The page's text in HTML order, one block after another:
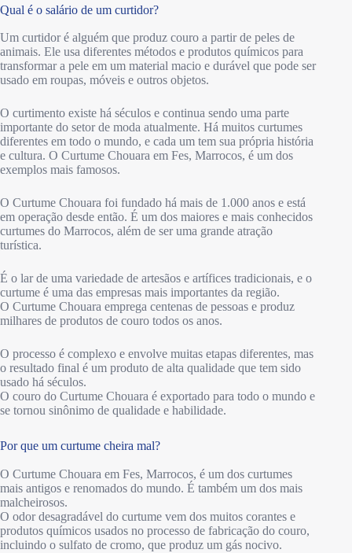
Qual é o salário de um curtidor?
Um curtidor é alguém que produz couro a partir de peles de
animais. Ele usa diferentes métodos e produtos químicos para
transformar a pele em um material macio e durável que pode ser
usado em roupas, móveis e outros objetos.
O curtimento existe há séculos e continua sendo uma parte
importante do setor de moda atualmente. Há muitos curtumes
diferentes em todo o mundo, e cada um tem sua própria história
e cultura. O Curtume Chouara em Fes, Marrocos, é um dos
exemplos mais famosos.
O Curtume Chouara foi fundado há mais de 1.000 anos e está
em operação desde então. É um dos maiores e mais conhecidos
curtumes do Marrocos, além de ser uma grande atração
turística.
É o lar de uma variedade de artesãos e artífices tradicionais, e o
curtume é uma das empresas mais importantes da região.
O Curtume Chouara emprega centenas de pessoas e produz
milhares de produtos de couro todos os anos.
O processo é complexo e envolve muitas etapas diferentes, mas
o resultado final é um produto de alta qualidade que tem sido
usado há séculos.
O couro do Curtume Chouara é exportado para todo o mundo e
se tornou sinônimo de qualidade e habilidade.
Por que um curtume cheira mal?
O Curtume Chouara em Fes, Marrocos, é um dos curtumes
mais antigos e renomados do mundo. É também um dos mais
malcheirosos.
O odor desagradável do curtume vem dos muitos corantes e
produtos químicos usados no processo de fabricação do couro,
incluindo o sulfato de cromo, que produz um gás nocivo.